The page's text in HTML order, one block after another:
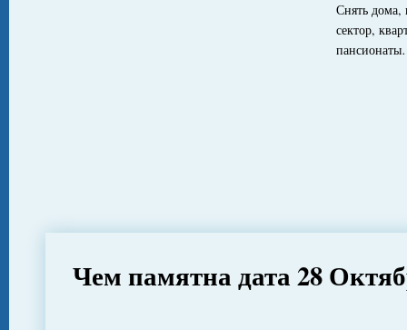
Снять дома,
сектор,
Чем памятна дата 28